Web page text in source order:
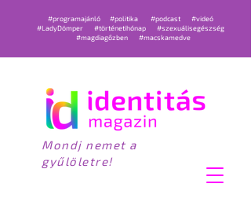
#programajánló #politika #podcast
#videó
#LadyDömper
#történetihónap
#szexuálisegészség
#magdiagőzben
#macskamedve
Mondj nemet a
gyűlöletre!